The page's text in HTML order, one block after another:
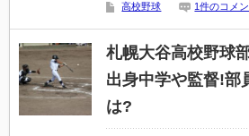
高校野球 1件のコメ
札幌大谷高校野球
出身中学や監督!部
は?